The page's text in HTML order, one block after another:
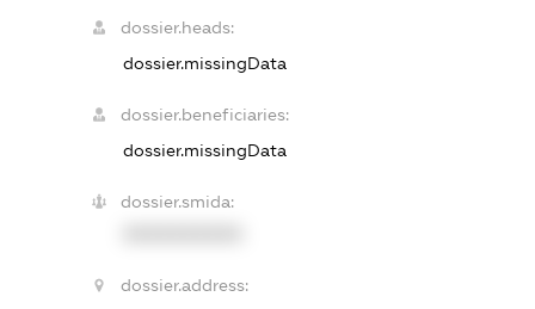
dossier.heads:
dossier.missingData
dossier.beneficiaries:
dossier.missingData
dossier.smida:
dossier.address: